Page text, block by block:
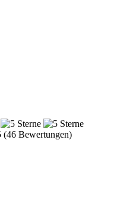
(46 Bewertungen)